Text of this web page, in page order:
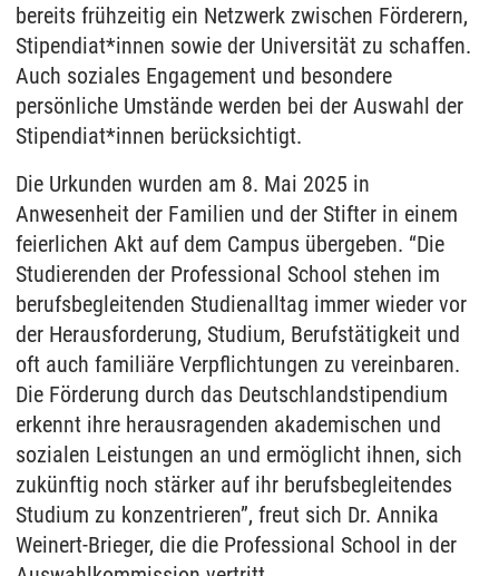
bereits frühzeitig ein Netzwerk zwischen Förderern,
Stipendiat*innen sowie der Universität zu schaffen.
Auch soziales Engagement und besondere
persönliche Umstände werden bei der Auswahl der
Stipendiat*innen berücksichtigt.
Die Urkunden wurden am 8. Mai 2025 in
Anwesenheit der Familien und der Stifter in einem
feierlichen Akt auf dem Campus übergeben. “Die
Studierenden der Professional School stehen im
berufsbegleitenden Studienalltag immer wieder vor
der Herausforderung, Studium, Berufstätigkeit und
oft auch familiäre Verpflichtungen zu vereinbaren.
Die Förderung durch das Deutschlandstipendium
erkennt ihre herausragenden akademischen und
sozialen Leistungen an und ermöglicht ihnen, sich
zukünftig noch stärker auf ihr berufsbegleitendes
Studium zu konzentrieren”, freut sich Dr. Annika
Weinert-Brieger, die die Professional School in der